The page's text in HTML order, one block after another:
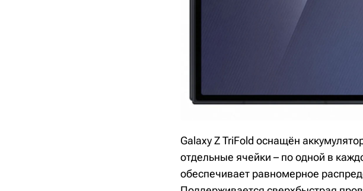
Galaxy Z TriFold оснащён
отдельные ячейки – по одной в
обеспечивает равномерное